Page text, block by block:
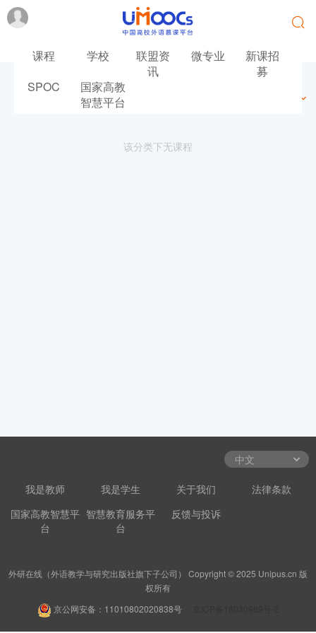
课程 学校
联盟资
讯
微专业
新课招
募
SPOC
国家高教
智慧平台
该分类下无课程
我是教师 我是学生 关于我们
法律条款
国家高教智慧平
台
智慧教育服务平
台
反馈与投诉
外研在线（外语教学与研究出版社旗下子公司） Copyright © 2025 Unipus.cn 版
权所有
京公网安备：11010802020838号